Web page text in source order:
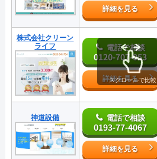
詳細を見る
株式会社クリーン
ライフ
電話で相談
0120-707-053
詳細を見る
神道設備 電話で相談
0193-77-4067
詳細を見る
スクロールで比較